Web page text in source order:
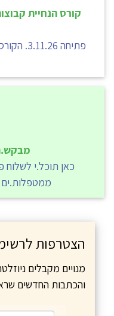
קורס הנחיית
כאן תוכל.י לשלוח
ממטפלות.ים
הצטרפות
מנויים מקבלים
והכתבות החדשים